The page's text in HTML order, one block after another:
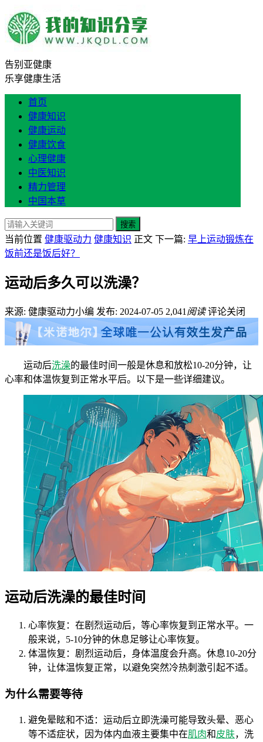
告别亚健康
乐享健康生活
首页
健康知识
健康运动
健康饮食
心理健康
中医知识
精力管理
中国本草
搜索
当前位置 健康驱动力 健康知识 正文 下一篇: 早上运动锻炼在
饭前还是饭后好？
运动后多久可以洗澡？
来源: 健康驱动力小编 发布: 2024-07-05 2,041 阅读 评论关闭
运动后洗澡的最佳时间一般是休息和放松10-20分钟，让
心率和体温恢复到正常水平后。以下是一些详细建议。
运动后洗澡的最佳时间
心率恢复：在剧烈运动后，等心率恢复到正常水平。一
般来说，5-10分钟的休息足够让心率恢复。
体温恢复：剧烈运动后，身体温度会升高。休息10-20分
钟，让体温恢复正常，以避免突然冷热刺激引起不适。
为什么需要等待
避免晕眩和不适：运动后立即洗澡可能导致头晕、恶心
等不适症状，因为体内血液主要集中在肌肉和皮肤，洗